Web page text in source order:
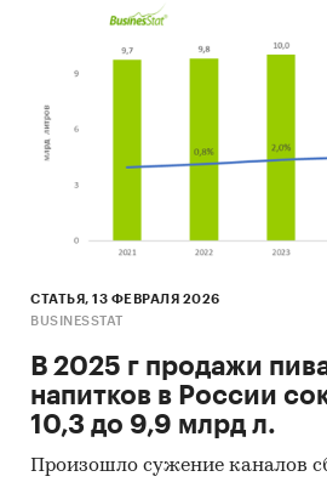
СТАТЬЯ, 13 ФЕВРАЛЯ 2026
BUSINESSTAT
В 2025 г продажи
напитков в России
10,3 до 9,9 млрд л.
Произошло сужение каналов